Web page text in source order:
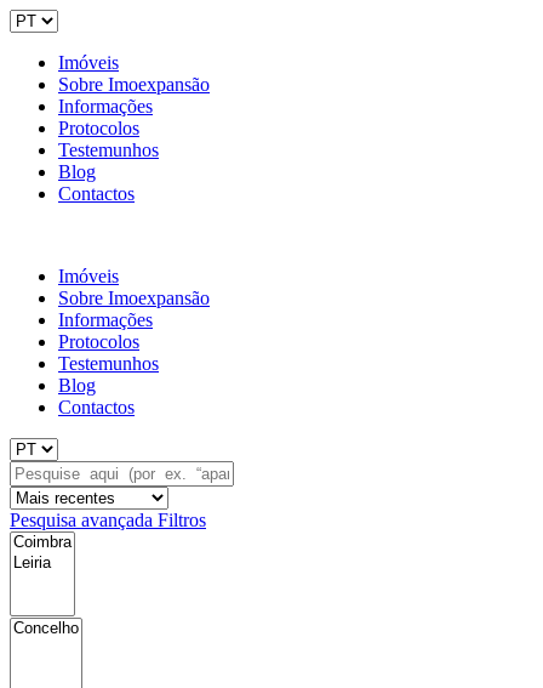
Imóveis
Sobre Imoexpansão
Informações
Protocolos
Testemunhos
Blog
Contactos
Imóveis
Sobre Imoexpansão
Informações
Protocolos
Testemunhos
Blog
Contactos
Pesquisa avançada Filtros